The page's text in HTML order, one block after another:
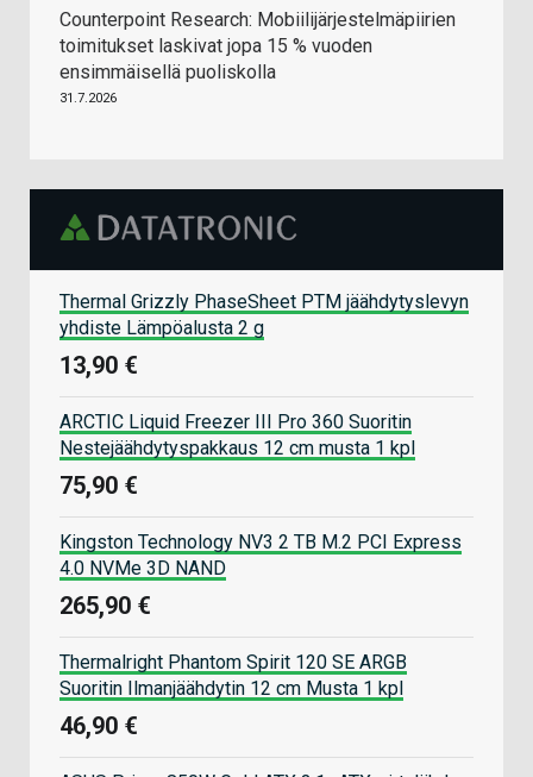
Counterpoint Research: Mobiilijärjestelmäpiirien
toimitukset laskivat jopa 15 % vuoden
ensimmäisellä puoliskolla
31.7.2026
Thermal Grizzly PhaseSheet PTM jäähdytyslevyn
yhdiste Lämpöalusta 2 g
13,90 €
ARCTIC Liquid Freezer III Pro 360 Suoritin
Nestejäähdytyspakkaus 12 cm musta 1 kpl
75,90 €
Kingston Technology NV3 2 TB M.2 PCI Express
4.0 NVMe 3D NAND
265,90 €
Thermalright Phantom Spirit 120 SE ARGB
Suoritin Ilmanjäähdytin 12 cm Musta 1 kpl
46,90 €